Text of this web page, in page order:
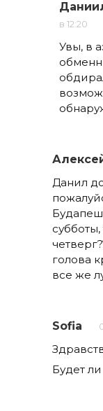
в 12:20
Увы, в
Данил
голова
все же
Sofia
Будет